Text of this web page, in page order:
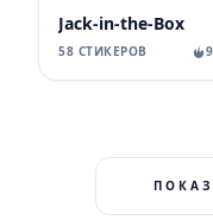
Jack-in-the-Box
58 СТИКЕРОВ